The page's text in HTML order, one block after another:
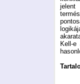
Kell-